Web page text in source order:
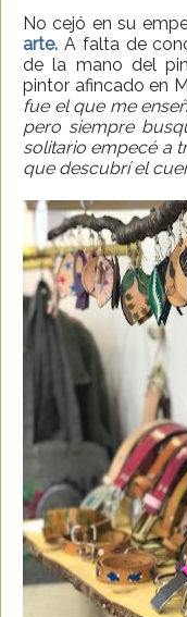
No cejó en su
arte. A falta de
de la mano del
pintor afincado en
fue el que me
pero siempre
solitario empecé a
que descubrí el